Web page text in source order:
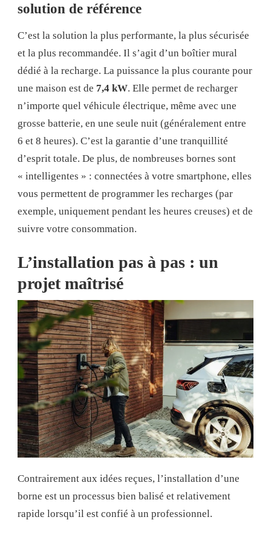
solution de référence
C’est la solution la plus performante, la plus sécurisée
et la plus recommandée. Il s’agit d’un boîtier mural
dédié à la recharge. La puissance la plus courante pour
une maison est de 7,4 kW. Elle permet de recharger
n’importe quel véhicule électrique, même avec une
grosse batterie, en une seule nuit (généralement entre
6 et 8 heures). C’est la garantie d’une tranquillité
d’esprit totale. De plus, de nombreuses bornes sont
« intelligentes » : connectées à votre smartphone, elles
vous permettent de programmer les recharges (par
exemple, uniquement pendant les heures creuses) et de
suivre votre consommation.
L’installation pas à pas : un
projet maîtrisé
Contrairement aux idées reçues, l’installation d’une
borne est un processus bien balisé et relativement
rapide lorsqu’il est confié à un professionnel.